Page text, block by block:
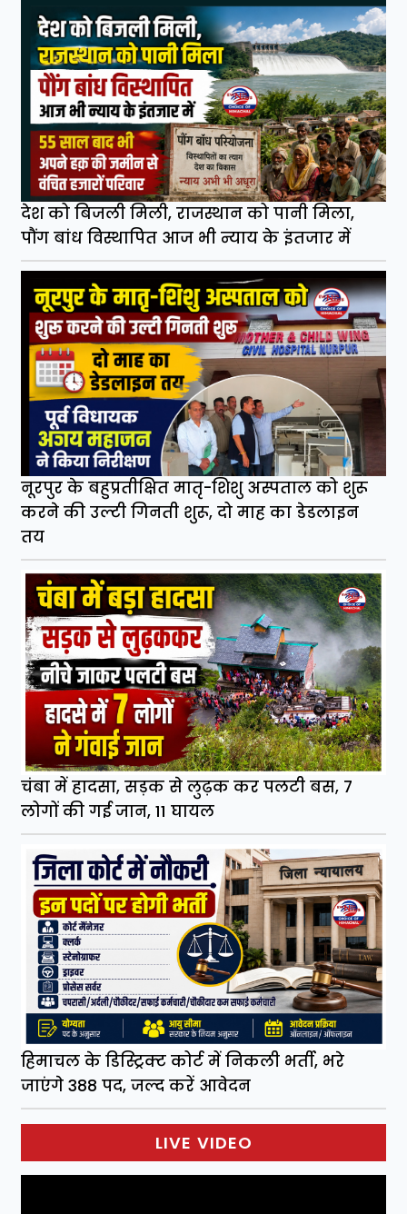
देश को बिजली मिली, राजस्थान को पानी मिला,
पौंग बांध विस्थापित आज भी न्याय के इंतजार में
नूरपुर के बहुप्रतीक्षित मातृ-शिशु अस्पताल को शुरू
करने की उल्टी गिनती शुरू, दो माह का डेडलाइन
तय
चंबा में हादसा, सड़क से लुढ़क कर पलटी बस, 7
लोगों की गई जान, 11 घायल
हिमाचल के डिस्ट्रिक्ट कोर्ट में निकली भर्ती, भरे
जाएंगे 388 पद, जल्द करें आवेदन
LIVE VIDEO